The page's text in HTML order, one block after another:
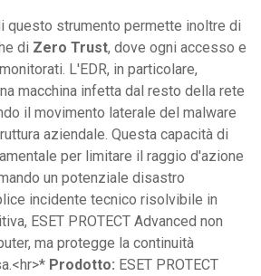
questo strumento permette inoltre di
di Zero Trust, dove ogni accesso e
L'EDR, in particolare,
macchina infetta dal resto della rete
il movimento laterale del malware
aziendale. Questa capacità di
per limitare il raggio d'azione
un potenziale disastro
incidente tecnico risolvibile in
ESET PROTECT Advanced non
ma protegge la continuità
Prodotto: ESET PROTECT